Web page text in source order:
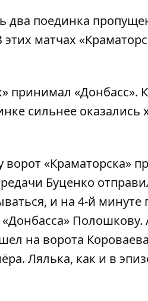
два поединка
матчах
принимал «Донбасс».
сильнее оказались
«Краматорска»
Буценко
и на 4-й
Полошкову.
на ворота
Лялька, как и в